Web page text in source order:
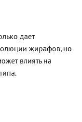
дает
жирафов, но
влиять на